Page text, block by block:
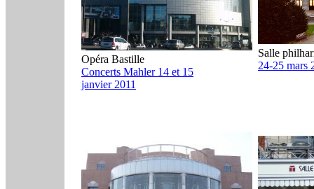
Opéra Bastille
Concerts Mahler 14 et 15
janvier 2011
Salle
24-25 mars